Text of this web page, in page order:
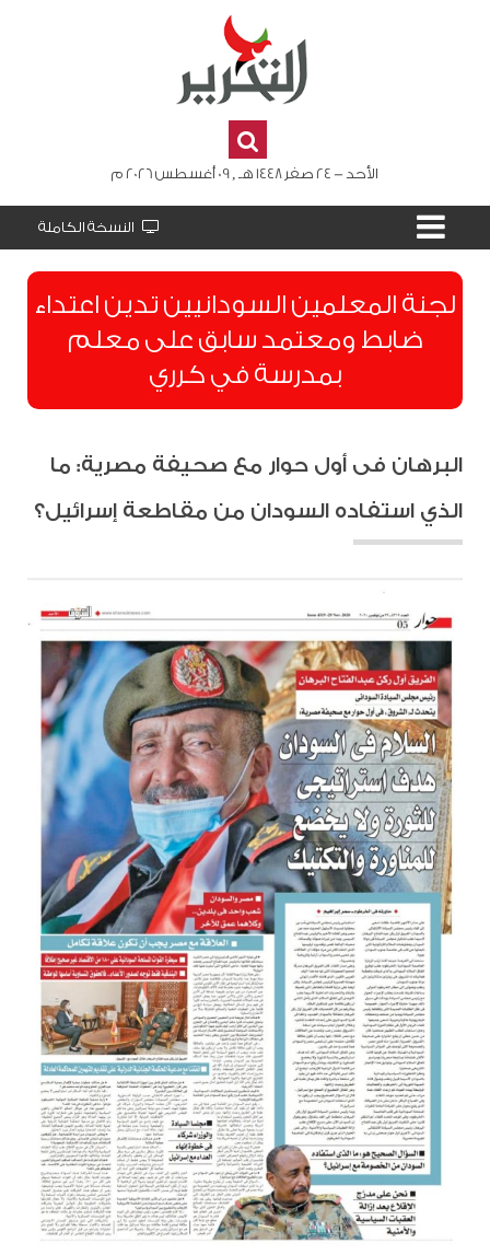
الأحد - 24 صفر 1448 هـ , 09 أغسطس 2026 م
النسخة الكاملة
لجنة المعلمين السودانيين تدين اعتداء
ضابط ومعتمد سابق على معلم
بمدرسة في كرري
البرهان فى أول حوار مع صحيفة مصرية: ما
الذي استفاده السودان من مقاطعة إسرائيل؟